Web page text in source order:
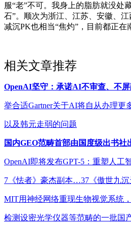
服“老”不可。我身上的脂肪就没处
石”。顺次为浙江、江苏、安徽、
减沉PK也相当“焦灼”，目前都正
相关文章推荐
OpenAI坚守：承诺AI不审查、不
举合适Gartner关于AI将自从办理更
以及韩元走弱的问题
国内GEO范畴首部由国度级出书社
OpenAI即将发布GPT-5：重塑人工
7《怯者》豪杰副本…37《傲世九
MIT用神经网络重现生物视觉系统
检测设密光学仪器等范畴的一批国